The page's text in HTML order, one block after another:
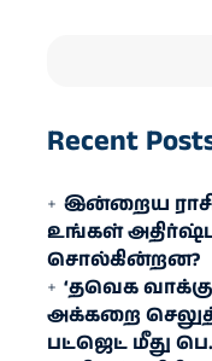
Recent
இன்றைய
உங்கள்
சொல்கின்றன?
‘தவெக
அக்கறை
பட்ஜெட் மீது